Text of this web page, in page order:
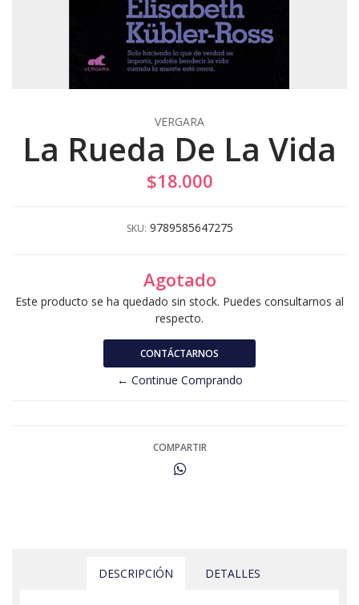
VERGARA
La Rueda De La Vida
$18.000
SKU: 9789585647275
Agotado
Este producto se ha quedado sin stock. Puedes consultarnos al
respecto.
CONTÁCTARNOS
← Continue Comprando
COMPARTIR
DESCRIPCIÓN DETALLES